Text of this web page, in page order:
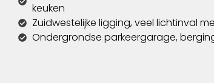
keuken
Zuidwestelijke ligging, veel lichtinval
Ondergrondse parkeergarage,